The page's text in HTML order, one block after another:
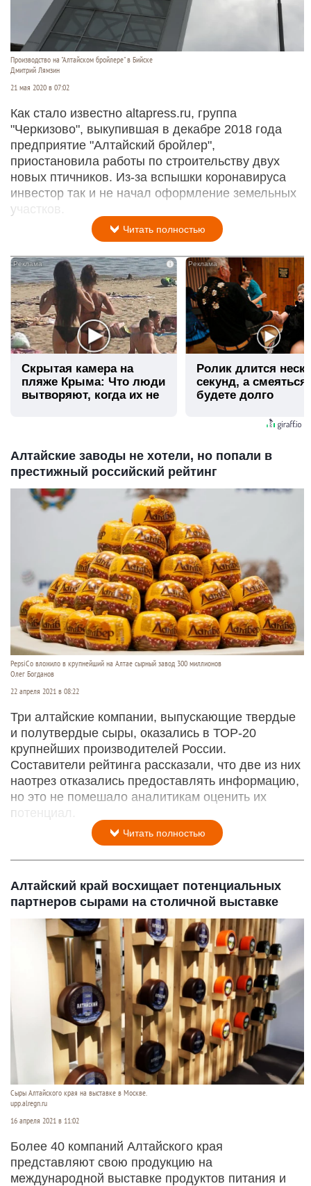
Производство на "Алтайском бройлере" в Бийске
Дмитрий Лямзин
21 мая 2020 в 07:02
Как стало известно altapress.ru, группа
"Черкизово", выкупившая в декабре 2018 года
предприятие "Алтайский бройлер",
приостановила работы по строительству двух
новых птичников. Из-за вспышки коронавируса
инвестор так и не начал оформление земельных
участков.
Читать полностью
i
Скрытая камера на
пляже Крыма: Что люди
вытворяют, когда их не
Ролик длится
секунд, а
будете долго
Алтайские заводы не хотели, но попали в
престижный российский рейтинг
PepsiCo вложило в крупнейший на Алтае сырный завод 300 миллионов
Олег Богданов
22 апреля 2021 в 08:22
Три алтайские компании, выпускающие твердые
и полутвердые сыры, оказались в ТОР-20
крупнейших производителей России.
Составители рейтинга рассказали, что две из них
наотрез отказались предоставлять информацию,
но это не помешало аналитикам оценить их
потенциал.
Читать полностью
Алтайский край восхищает потенциальных
партнеров сырами на столичной выставке
Сыры Алтайского края на выставке в Москве.
upp.alregn.ru
16 апреля 2021 в 11:02
Более 40 компаний Алтайского края
представляют свою продукцию на
международной выставке продуктов питания и